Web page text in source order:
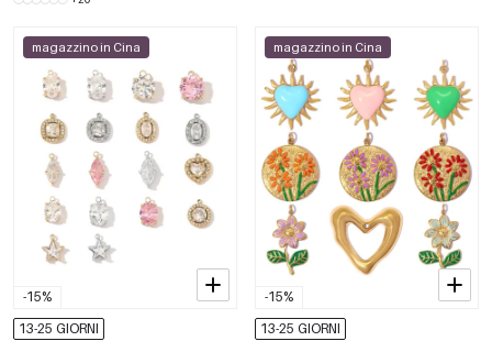
-15%
magazzino in Cina
13-25 GIORNI
-15%
magazzino in Cina
13-25 GIORNI